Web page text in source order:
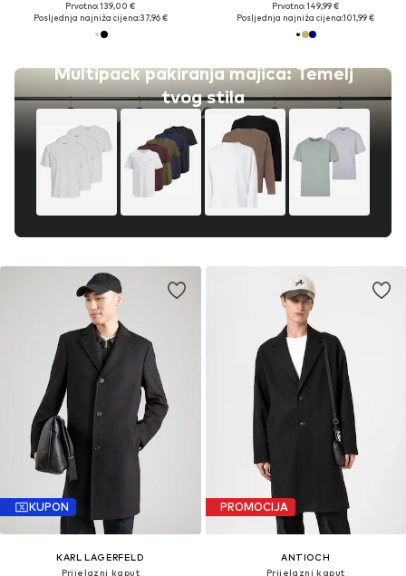
Prvotno: 139,00 €
Posljednja najniža cijena:37,96 €
Multipack pakiranja majica: Temelj
tvog stila
Prvotno: 149,99 €
Posljednja najniža cijena:101,99 €
KUPON
KARL LAGERFELD
Prijelazni kaput
PROMOCIJA
ANTIOCH
Prijelazni kaput